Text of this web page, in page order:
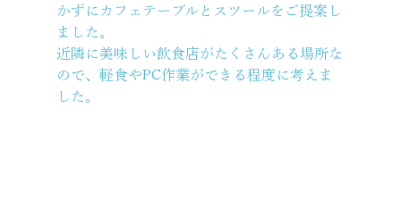
かずにカフェテーブルとスツールをご提案し
ました。
近隣に美味しい飲食店がたくさんある場所な
ので、軽食やPC作業ができる程度に考えま
した。